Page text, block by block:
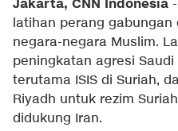
Jakarta, CNN Indonesia
latihan perang
negara-negara Muslim.
peningkatan agresi
terutama ISIS di Suriah,
Riyadh untuk rezim
didukung Iran.